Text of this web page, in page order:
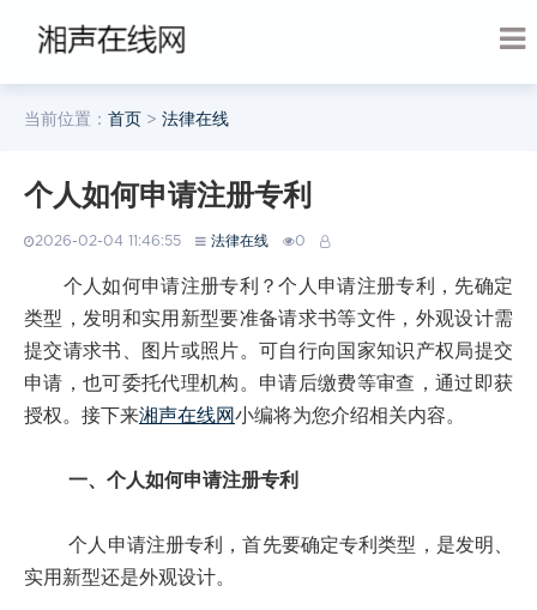
当前位置： 首页 > 法律在线
个人如何申请注册专利
2026-02-04 11:46:55 法律在线 0
个人如何申请注册专利？个人申请注册专利，先确定
类型，发明和实用新型要准备请求书等文件，外观设计需
提交请求书、图片或照片。可自行向国家知识产权局提交
申请，也可委托代理机构。申请后缴费等审查，通过即获
授权。接下来湘声在线网小编将为您介绍相关内容。
一、个人如何申请注册专利
个人申请注册专利，首先要确定专利类型，是发明、
实用新型还是外观设计。